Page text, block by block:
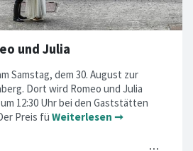
und Julia
Samstag, dem 30. August zur
Dort wird Romeo und Julia
12:30 Uhr bei den Gaststätten
Preis fü Weiterlesen ➞